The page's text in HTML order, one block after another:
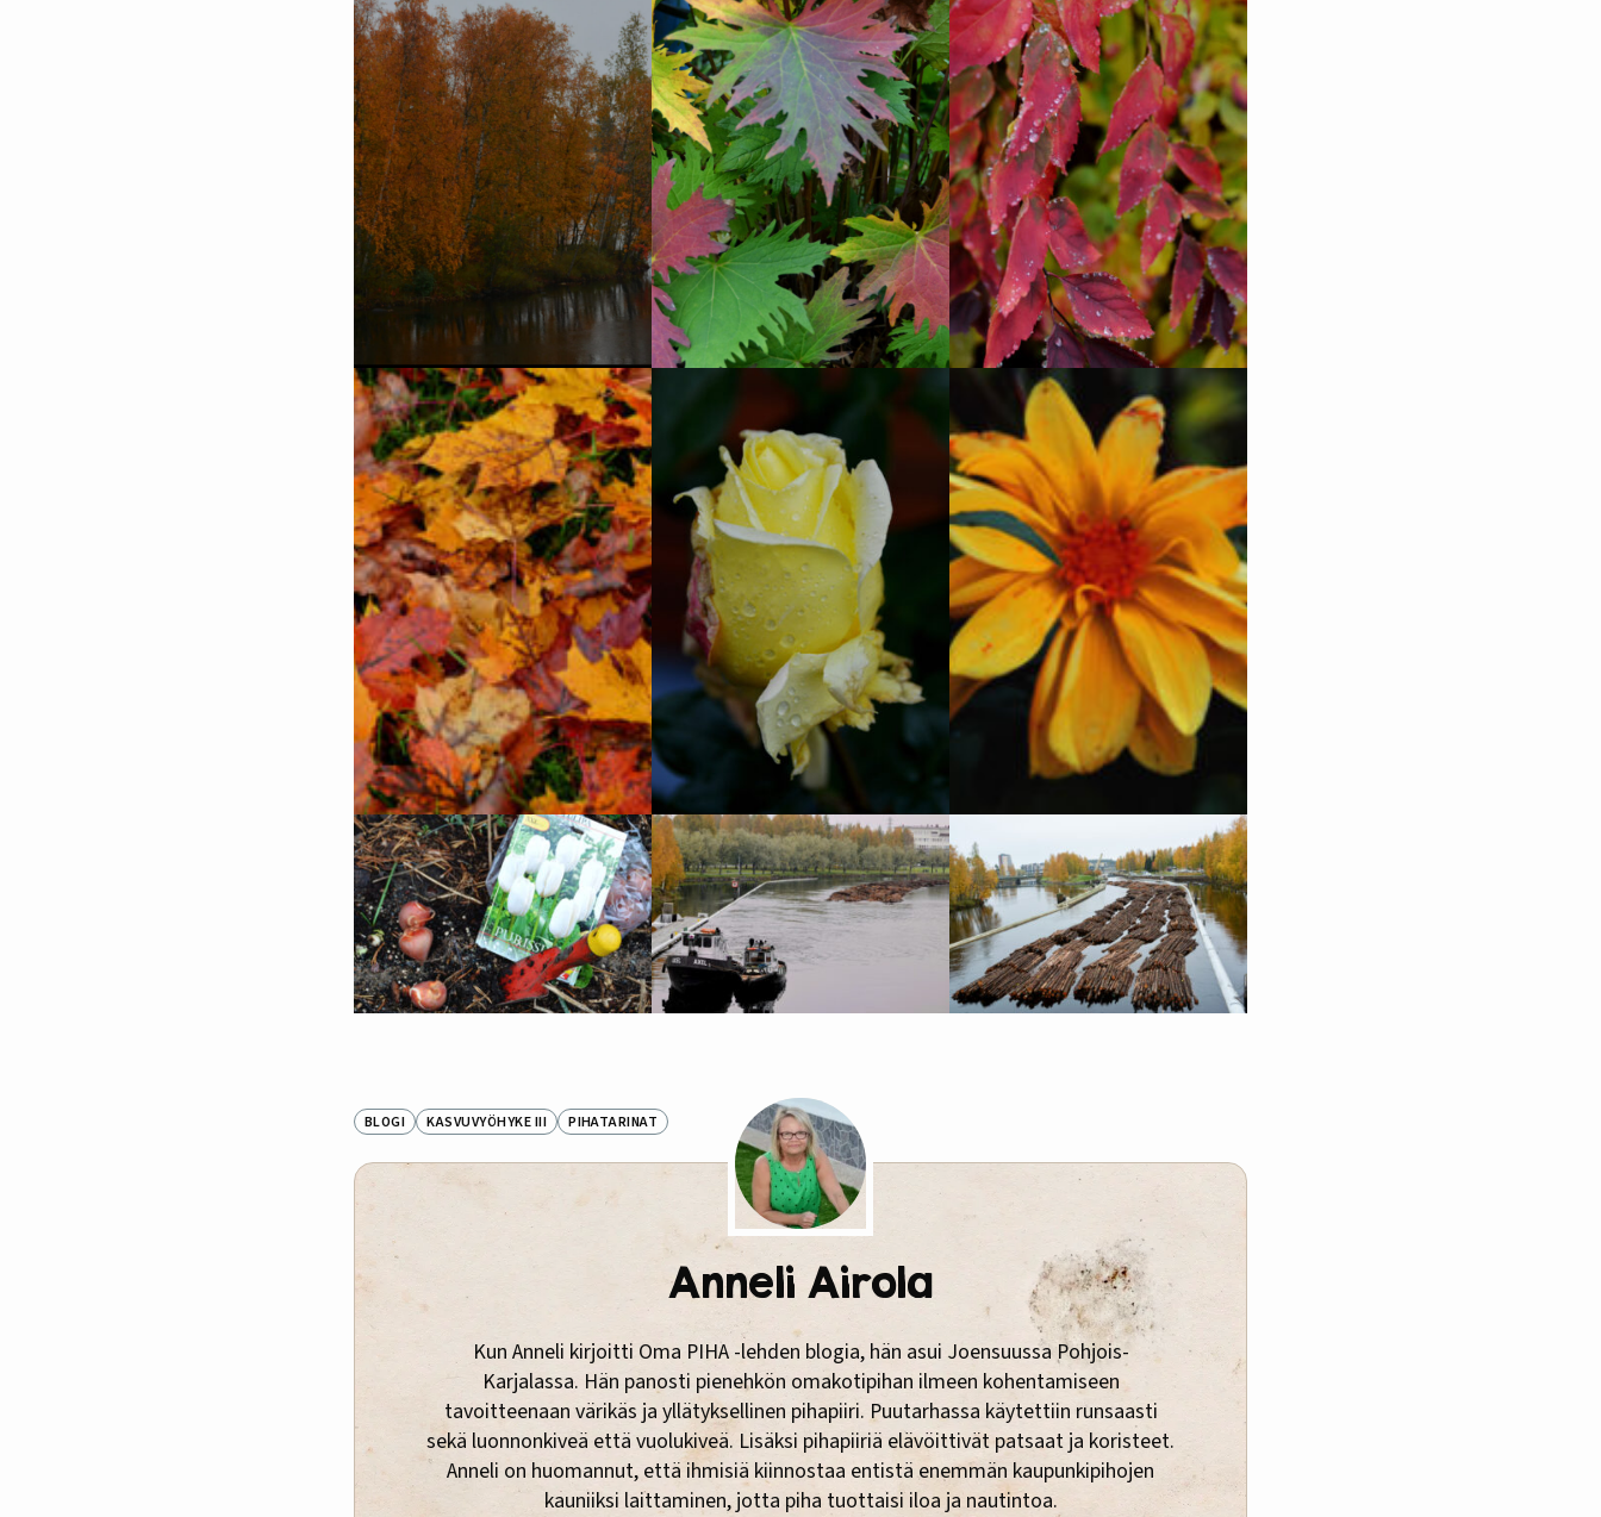
BLOGI KASVUVYÖHYKE III PIHATARINAT
Anneli Airola
Kun Anneli kirjoitti Oma PIHA -lehden blogia, hän asui Joensuussa Pohjois-
Karjalassa. Hän panosti pienehkön omakotipihan ilmeen kohentamiseen
tavoitteenaan värikäs ja yllätyksellinen pihapiiri. Puutarhassa käytettiin runsaasti
sekä luonnonkiveä että vuolukiveä. Lisäksi pihapiiriä elävöittivät patsaat ja koristeet.
Anneli on huomannut, että ihmisiä kiinnostaa entistä enemmän kaupunkipihojen
kauniiksi laittaminen, jotta piha tuottaisi iloa ja nautintoa.